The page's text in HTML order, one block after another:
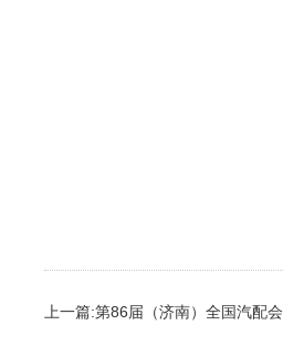
上一篇:第86届（济南）全国汽配会